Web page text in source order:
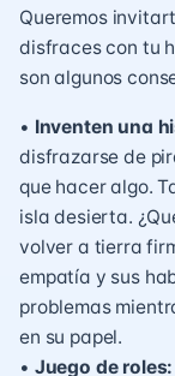
Queremos
disfraces con tu
son algunos
• Inventen una
disfrazarse de
que hacer algo.
isla desierta.
volver a tierra
empatía y sus
problemas
en su papel.
• Juego de roles: